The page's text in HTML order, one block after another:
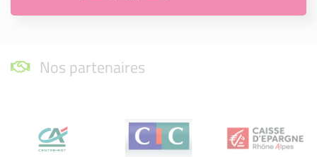
Nos partenaires